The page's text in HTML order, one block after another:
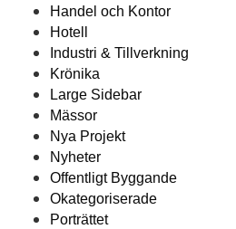
Handel och Kontor
Hotell
Industri & Tillverkning
Krönika
Large Sidebar
Mässor
Nya Projekt
Nyheter
Offentligt Byggande
Okategoriserade
Porträttet